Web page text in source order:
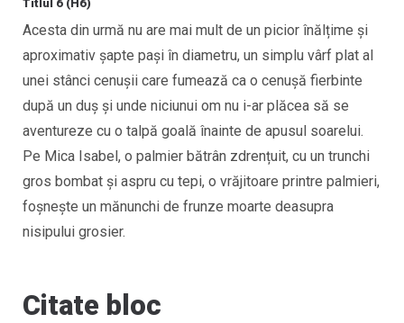
Titlul 6 (H6)
Acesta din urmă nu are mai mult de un picior înălțime și
aproximativ șapte pași în diametru, un simplu vârf plat al
unei stânci cenușii care fumează ca o cenuşă fierbinte
după un duș și unde niciunui om nu i-ar plăcea să se
aventureze cu o talpă goală înainte de apusul soarelui.
Pe Mica Isabel, o palmier bătrân zdrențuit, cu un trunchi
gros bombat și aspru cu tepi, o vrăjitoare printre palmieri,
foșnește un mănunchi de frunze moarte deasupra
nisipului grosier.
Citate bloc